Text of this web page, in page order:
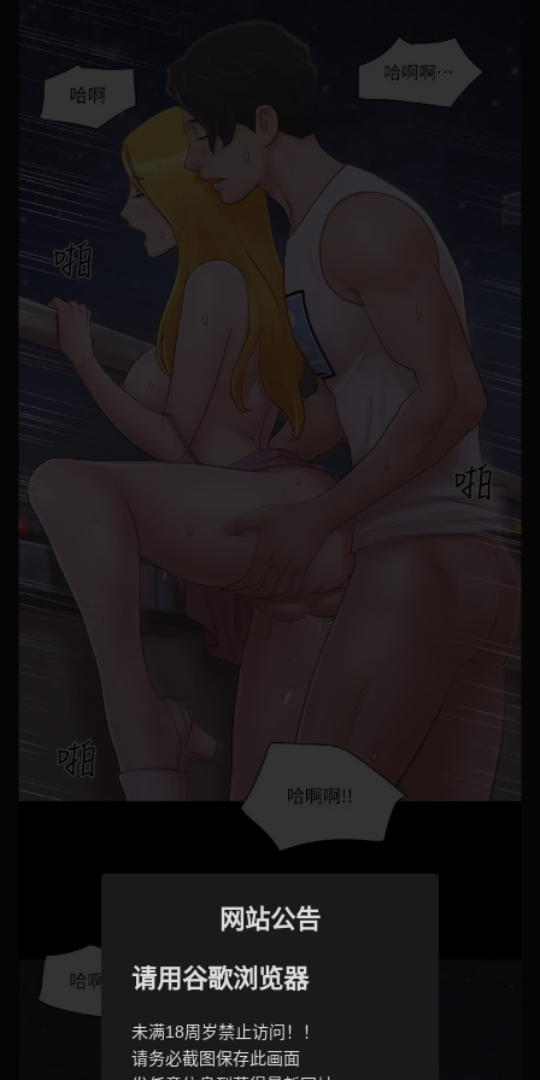
网站公告
请用谷歌浏览器
未满18周岁禁止访问！！
请务必截图保存此画面